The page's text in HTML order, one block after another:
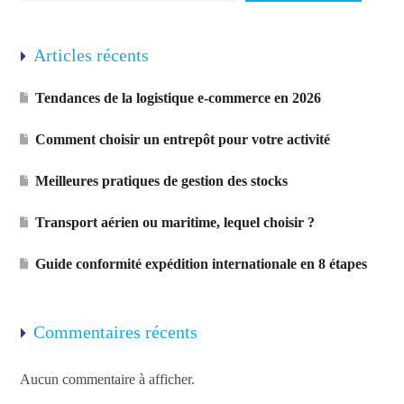
Articles récents
Tendances de la logistique e-commerce en 2026
Comment choisir un entrepôt pour votre activité
Meilleures pratiques de gestion des stocks
Transport aérien ou maritime, lequel choisir ?
Guide conformité expédition internationale en 8 étapes
Commentaires récents
Aucun commentaire à afficher.